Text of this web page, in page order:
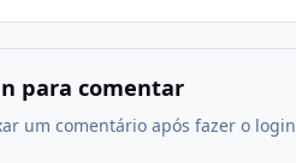
para comentar
um comentário após fazer o login